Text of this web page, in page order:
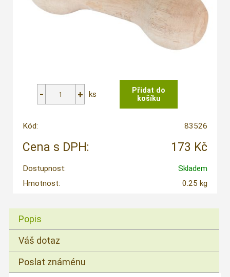
ks
Kód: 83526
Cena s DPH: 173 Kč
Dostupnost:
Skladem
Hmotnost:
0.25 kg
Popis
Váš dotaz
Poslat známénu